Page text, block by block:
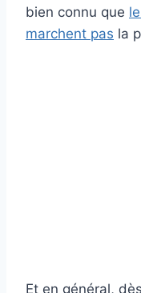
bien connu que
marchent pas la
Et en général,